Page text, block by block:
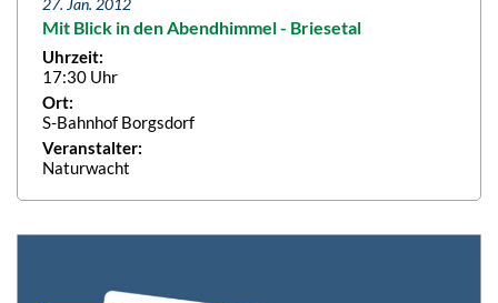
27. Jan. 2012
Mit Blick in den Abendhimmel - Briesetal
Uhrzeit:
17:30 Uhr
Ort:
S-Bahnhof Borgsdorf
Veranstalter:
Naturwacht